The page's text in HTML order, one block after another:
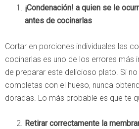
¡Condenación! a quien se le
antes de cocinarlas
Cortar en porciones individuales las
cocinarlas es uno de los errores más
de preparar este delicioso plato. Si
completas con el hueso, nunca
doradas. Lo más probable es que te
Retirar correctamente la